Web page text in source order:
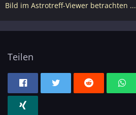
Bild im Astrotreff-Viewer betrachten ...
Teilen